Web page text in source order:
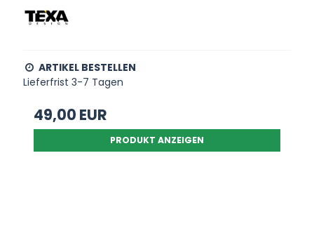
ARTIKEL BESTELLEN
Lieferfrist 3-7 Tagen
49,00 EUR
PRODUKT ANZEIGEN